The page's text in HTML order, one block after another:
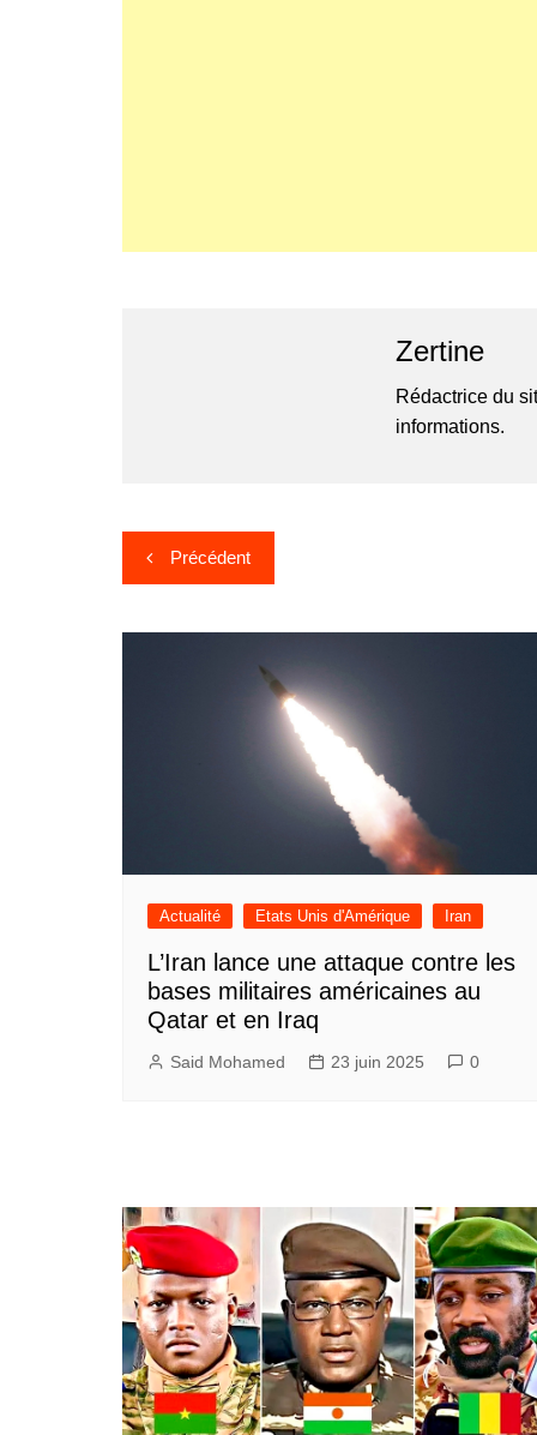
Zertine
Rédactrice du
informations.
Navigation
de
l’article
Précédent
Actualité Etats Unis d'Amérique Iran
L’Iran lance une attaque contre les
bases militaires américaines au
Qatar et en Iraq
Said Mohamed 23 juin 2025 0